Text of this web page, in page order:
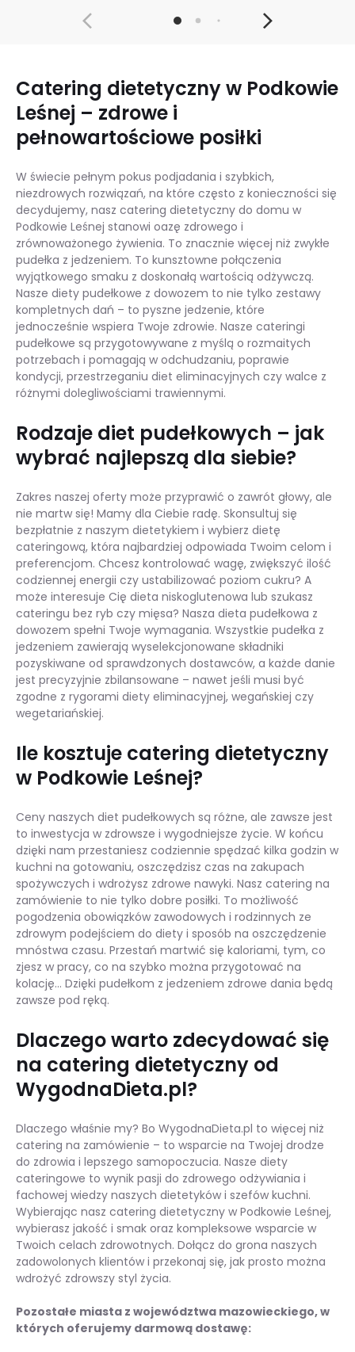
Catering dietetyczny w Podkowie
Leśnej – zdrowe i
pełnowartościowe posiłki
W świecie pełnym pokus podjadania i szybkich,
niezdrowych rozwiązań, na które często z konieczności się
decydujemy, nasz catering dietetyczny do domu w
Podkowie Leśnej stanowi oazę zdrowego i
zrównoważonego żywienia. To znacznie więcej niż zwykłe
pudełka z jedzeniem. To kunsztowne połączenia
wyjątkowego smaku z doskonałą wartością odżywczą.
Nasze diety pudełkowe z dowozem to nie tylko zestawy
kompletnych dań – to pyszne jedzenie, które
jednocześnie wspiera Twoje zdrowie. Nasze cateringi
pudełkowe są przygotowywane z myślą o rozmaitych
potrzebach i pomagają w odchudzaniu, poprawie
kondycji, przestrzeganiu diet eliminacyjnych czy walce z
różnymi dolegliwościami trawiennymi.
Rodzaje diet pudełkowych – jak
wybrać najlepszą dla siebie?
Zakres naszej oferty może przyprawić o zawrót głowy, ale
nie martw się! Mamy dla Ciebie radę. Skonsultuj się
bezpłatnie z naszym dietetykiem i wybierz dietę
cateringową, która najbardziej odpowiada Twoim celom i
preferencjom. Chcesz kontrolować wagę, zwiększyć ilość
codziennej energii czy ustabilizować poziom cukru? A
może interesuje Cię dieta niskoglutenowa lub szukasz
cateringu bez ryb czy mięsa? Nasza dieta pudełkowa z
dowozem spełni Twoje wymagania. Wszystkie pudełka z
jedzeniem zawierają wyselekcjonowane składniki
pozyskiwane od sprawdzonych dostawców, a każde danie
jest precyzyjnie zbilansowane – nawet jeśli musi być
zgodne z rygorami diety eliminacyjnej, wegańskiej czy
wegetariańskiej.
Ile kosztuje catering dietetyczny
w Podkowie Leśnej?
Ceny naszych diet pudełkowych są różne, ale zawsze jest
to inwestycja w zdrowsze i wygodniejsze życie. W końcu
dzięki nam przestaniesz codziennie spędzać kilka godzin w
kuchni na gotowaniu, oszczędzisz czas na zakupach
spożywczych i wdrożysz zdrowe nawyki. Nasz catering na
zamówienie to nie tylko dobre posiłki. To możliwość
pogodzenia obowiązków zawodowych i rodzinnych ze
zdrowym podejściem do diety i sposób na oszczędzenie
mnóstwa czasu. Przestań martwić się kaloriami, tym, co
zjesz w pracy, co na szybko można przygotować na
kolację… Dzięki pudełkom z jedzeniem zdrowe dania będą
zawsze pod ręką.
Dlaczego warto zdecydować się
na catering dietetyczny od
WygodnaDieta.pl?
Dlaczego właśnie my? Bo WygodnaDieta.pl to więcej niż
catering na zamówienie – to wsparcie na Twojej drodze
do zdrowia i lepszego samopoczucia. Nasze diety
cateringowe to wynik pasji do zdrowego odżywiania i
fachowej wiedzy naszych dietetyków i szefów kuchni.
Wybierając nasz catering dietetyczny w Podkowie Leśnej,
wybierasz jakość i smak oraz kompleksowe wsparcie w
Twoich celach zdrowotnych. Dołącz do grona naszych
zadowolonych klientów i przekonaj się, jak prosto można
wdrożyć zdrowszy styl życia.
Pozostałe miasta z województwa mazowieckiego, w
których oferujemy darmową dostawę: